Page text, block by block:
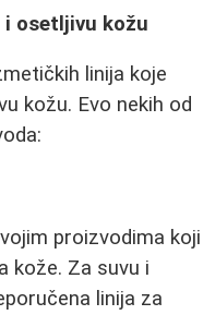
i osetljivu kožu
linija koje
kožu. Evo nekih od
proizvodima koji
kože. Za suvu i
linija za